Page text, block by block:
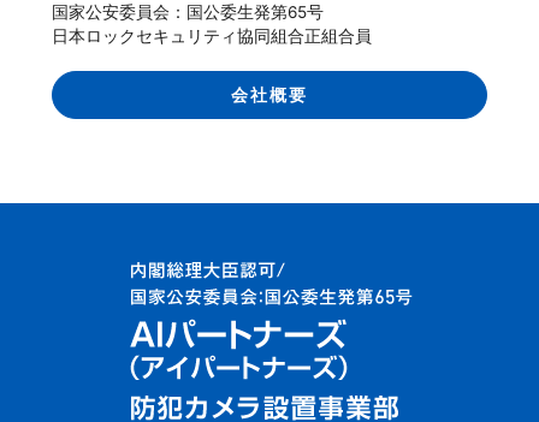
国家公安委員会：国公委生発第65号
日本ロックセキュリティ協同組合正組合員
会社概要